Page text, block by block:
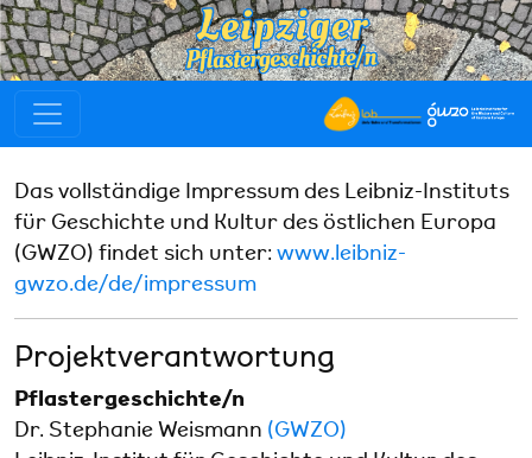
Das vollständige Impressum des Leibniz-Instituts
für Geschichte und Kultur des östlichen Europa
(GWZO) findet sich unter: www.leibniz-
gwzo.de/de/impressum
Projektverantwortung
Pflastergeschichte/n
Dr. Stephanie Weismann (GWZO)